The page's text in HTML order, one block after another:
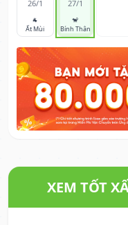
26/1
🐐
Ất Mùi
27/1
🐒
Bính Thân
XEM TỐT